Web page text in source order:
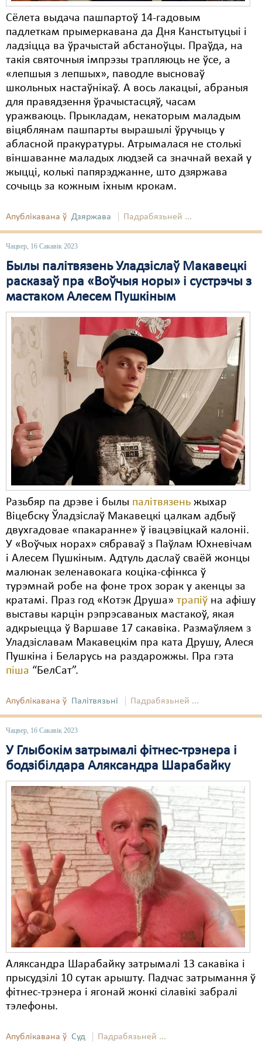
Сёлета выдача пашпартоў 14-гадовым
падлеткам прымеркавана да Дня Канстытуцыі і
ладзіцца ва ўрачыстай абстаноўцы. Праўда, на
такія святочныя імпрэзы трапляюць не ўсе, а
«лепшыя з лепшых», паводле высноваў
школьных настаўнікаў. А вось лакацыі, абраныя
для правядзення ўрачыстасцяў, часам
уражваюць. Прыкладам, некаторым маладым
віцяблянам пашпарты вырашылі ўручыць у
абласной пракуратуры. Атрымалася не столькі
віншаванне маладых людзей са значнай вехай у
жыцці, колькі папярэджанне, што дзяржава
сочыць за кожным іхным крокам.
Апублікавана ў Дзяржава Падрабязьней ...
Чацвер, 16 Сакавік 2023
Былы палітвязень Уладзіслаў Макавецкі
расказаў пра «Воўчыя норы» і сустрэчы з
мастаком Алесем Пушкіным
Разьбяр па дрэве і былы палітвязень жыхар
Віцебску Ўладзіслаў Макавецкі цалкам адбыў
двухгадовае «пакаранне» ў івацэвіцкай калоніі.
У «Воўчых норах» сябраваў з Паўлам Юхневічам
і Алесем Пушкіным. Адтуль даслаў сваёй жонцы
малюнак зеленавокага коціка-сфінкса ў
турэмнай робе на фоне трох зорак у акенцы за
кратамі. Праз год «Котэк Друша» трапіў на афішу
выставы карцін рэпрэсаваных мастакоў, якая
адкрыецца ў Варшаве 17 сакавіка. Размаўляем з
Уладзіславам Макавецкім пра ката Друшу, Алеся
Пушкіна і Беларусь на раздарожжы. Пра гэта
піша “БелСат”.
Апублікавана ў Палітвязьні Падрабязьней ...
Чацвер, 16 Сакавік 2023
У Глыбокім затрымалі фітнес-трэнера і
бодзібілдара Аляксандра Шарабайку
Аляксандра Шарабайку затрымалі 13 сакавіка і
прысудзілі 10 сутак арышту. Падчас затрымання ў
фітнес-трэнера і ягонай жонкі сілавікі забралі
тэлефоны.
Апублікавана ў Суд Падрабязьней ...